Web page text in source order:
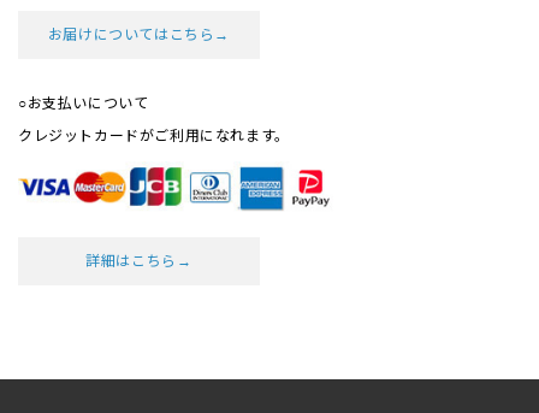
お届けについてはこちら→
○お支払いについて
クレジットカードがご利用になれます。
詳細はこちら→